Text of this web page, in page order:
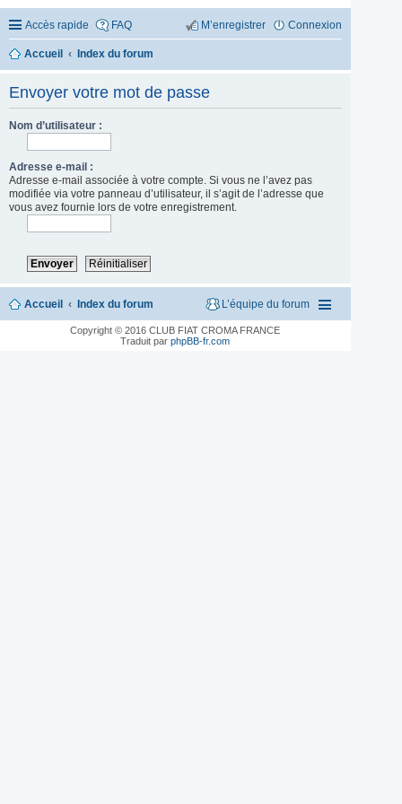
Accès rapide FAQ Connexion
M’enregistrer
Accueil Index du forum
Envoyer votre mot de passe
Nom d’utilisateur :
Adresse e-mail :
Adresse e-mail associée à votre compte. Si vous ne l’avez pas
modifiée via votre panneau d’utilisateur, il s’agit de l’adresse que
vous avez fournie lors de votre enregistrement.
Accueil Index du forum L’équipe du forum
Copyright © 2016 CLUB FIAT CROMA FRANCE
Traduit parphpBB-fr.com